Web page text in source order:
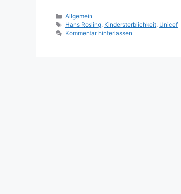
Kategorien
Allgemein
Schlagwörter
Hans Rosling, Kindersterblichkeit, Unicef
Kommentar hinterlassen